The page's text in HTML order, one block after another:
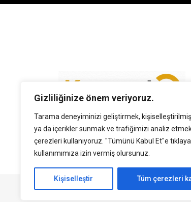
Gizliliğinize önem veriyoruz.
Tarama deneyiminizi geliştirmek,
ya da içerikler sunmak ve trafiğimizi analiz
çerezleri kullanıyoruz. "Tümünü Kabul Et"e
kullanımımıza izin vermiş olursunuz.
Kişiselleştir Tüm çerezleri
Tüm Hakları Saklıdır. | Kamubilgi.com |